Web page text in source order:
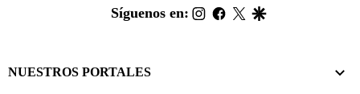
footer
Síguenos en: instagram
facebook
twitter
NUESTROS PORTALES